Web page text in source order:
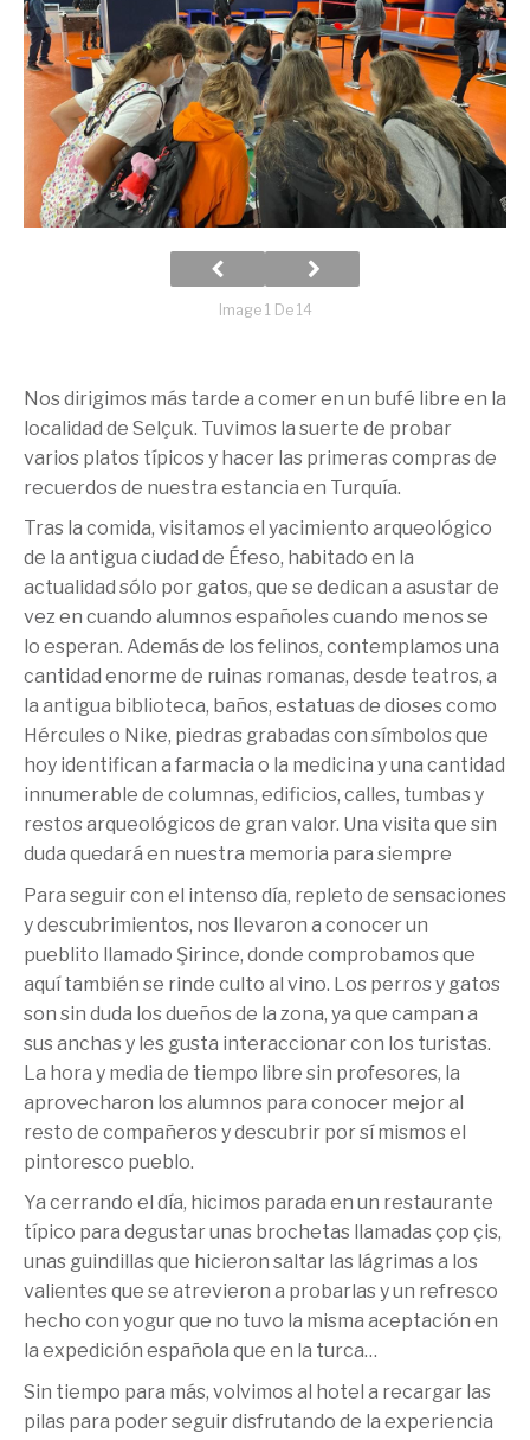
Image 1 De 14
Nos dirigimos más tarde a comer en un bufé libre en la
localidad de Selçuk. Tuvimos la suerte de probar
varios platos típicos y hacer las primeras compras de
recuerdos de nuestra estancia en Turquía.
Tras la comida, visitamos el yacimiento arqueológico
de la antigua ciudad de Éfeso, habitado en la
actualidad sólo por gatos, que se dedican a asustar de
vez en cuando alumnos españoles cuando menos se
lo esperan. Además de los felinos, contemplamos una
cantidad enorme de ruinas romanas, desde teatros, a
la antigua biblioteca, baños, estatuas de dioses como
Hércules o Nike, piedras grabadas con símbolos que
hoy identifican a farmacia o la medicina y una cantidad
innumerable de columnas, edificios, calles, tumbas y
restos arqueológicos de gran valor. Una visita que sin
duda quedará en nuestra memoria para siempre
Para seguir con el intenso día, repleto de sensaciones
y descubrimientos, nos llevaron a conocer un
pueblito llamado Şirince, donde comprobamos que
aquí también se rinde culto al vino. Los perros y gatos
son sin duda los dueños de la zona, ya que campan a
sus anchas y les gusta interaccionar con los turistas.
La hora y media de tiempo libre sin profesores, la
aprovecharon los alumnos para conocer mejor al
resto de compañeros y descubrir por sí mismos el
pintoresco pueblo.
Ya cerrando el día, hicimos parada en un restaurante
típico para degustar unas brochetas llamadas çop çis,
unas guindillas que hicieron saltar las lágrimas a los
valientes que se atrevieron a probarlas y un refresco
hecho con yogur que no tuvo la misma aceptación en
la expedición española que en la turca…
Sin tiempo para más, volvimos al hotel a recargar las
pilas para poder seguir disfrutando de la experiencia